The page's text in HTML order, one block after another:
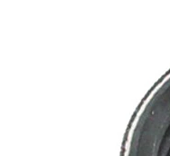
Barva
Počet
žeber